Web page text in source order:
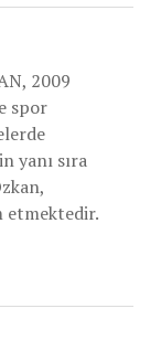
2009
spor
yanı sıra
etmektedir.